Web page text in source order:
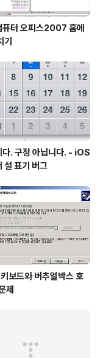
퓨터 오피스2007 홈에
기
다. 구정 아닙니다. - iOS
설 표기 버그
보드와 버추얼박스 호
제